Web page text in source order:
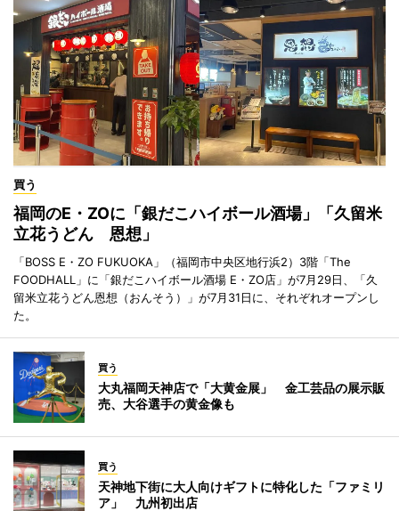
買う
福岡のE・ZOに「銀だこハイボール酒場」「久留米
立花うどん 恩想」
「BOSS E・ZO FUKUOKA」（福岡市中央区地行浜2）3階「The
FOODHALL」に「銀だこハイボール酒場 E・ZO店」が7月29日、「久
留米立花うどん恩想（おんそう）」が7月31日に、それぞれオープンし
た。
買う
大丸福岡天神店で「大黄金展」 金工芸品の展示販
売、大谷選手の黄金像も
買う
天神地下街に大人向けギフトに特化した「ファミリ
ア」 九州初出店